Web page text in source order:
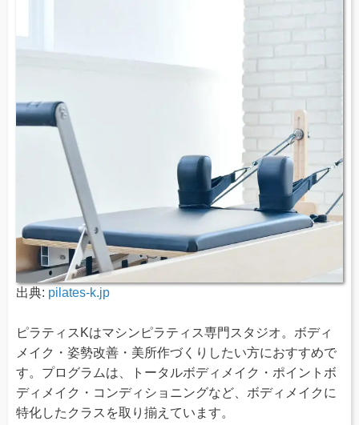
出典: pilates-k.jp
ピラティスKはマシンピラティス専門スタジオ。ボディ
メイク・姿勢改善・美所作づくりしたい方におすすめで
す。プログラムは、トータルボディメイク・ポイントボ
ディメイク・コンディショニングなど、ボディメイクに
特化したクラスを取り揃えています。